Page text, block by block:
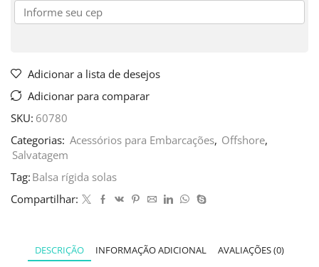
Adicionar a lista de desejos
Adicionar para comparar
SKU: 60780
Categorias: Acessórios para Embarcações, Offshore,
Salvatagem
Tag: Balsa rígida solas
Compartilhar:
DESCRIÇÃO INFORMAÇÃO ADICIONAL AVALIAÇÕES (0)